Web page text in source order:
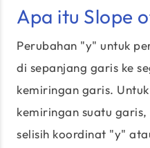
Apa itu Slope
Perubahan "y" untuk
di sepanjang garis ke
kemiringan garis.
kemiringan suatu
selisih koordinat "y"